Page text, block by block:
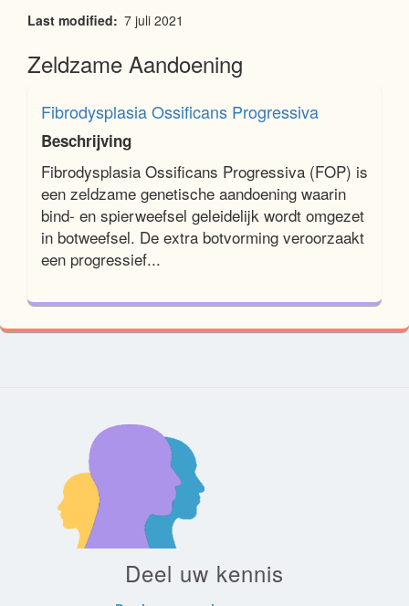
Last modified 7 juli 2021
Zeldzame Aandoening
Fibrodysplasia Ossificans Progressiva
Beschrijving
Fibrodysplasia Ossificans Progressiva (FOP) is
een zeldzame genetische aandoening waarin
bind- en spierweefsel geleidelijk wordt omgezet
in botweefsel. De extra botvorming veroorzaakt
een progressief...
Deel uw kennis